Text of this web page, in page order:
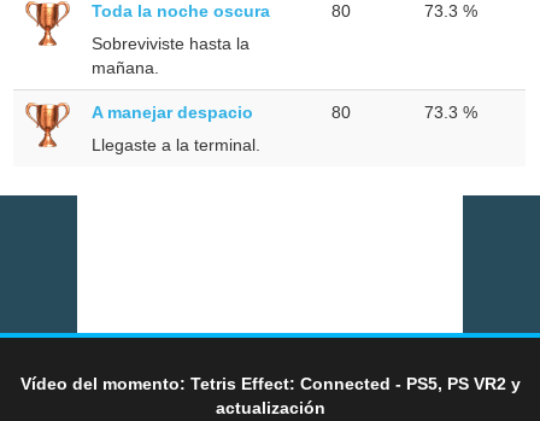
Toda la noche oscura
Sobreviviste hasta la
mañana.
80 73.3 %
A manejar despacio
Llegaste a la terminal.
80 73.3 %
Vídeo del momento: Tetris Effect: Connected - PS5, PS VR2 y
actualización